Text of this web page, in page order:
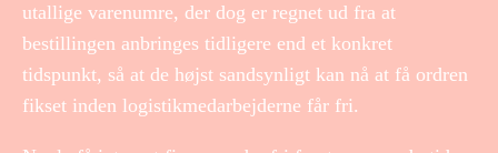
utallige varenumre, der dog er regnet ud fra at
bestillingen anbringes tidligere end et konkret
tidspunkt, så at de højst sandsynligt kan nå at få ordren
fikset inden logistikmedarbejderne får fri.